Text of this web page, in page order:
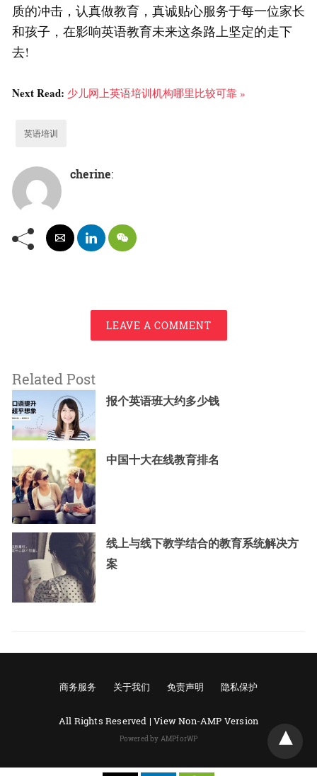
质的冲击，认真做教育，真诚贴心服务于每一位家长
和孩子，在影响英语教育未来这条路上坚定的走下
去!
Next Read: 少儿网上英语培训机构哪里比较可靠 »
英语培训
cherine:
LEAVE A COMMENT
Related Post
报个英语班大约多少钱
中国十大在线教育排名
线上与线下教学结合的教育系统解决方
案
商务服务 关于我们 免责声明 隐私保护
All Rights Reserved |View Non-AMP Version
Powered by AMPforWP